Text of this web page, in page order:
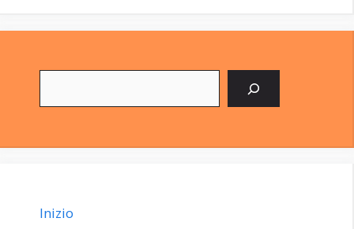
Inizio